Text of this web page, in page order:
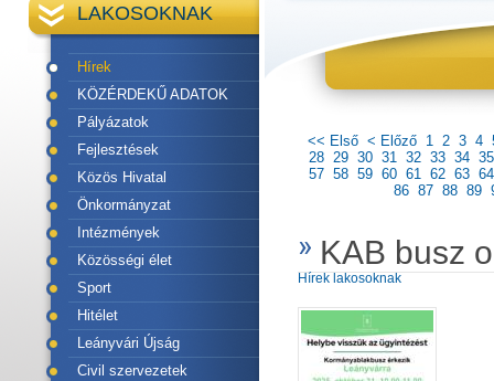
LAKOSOKNAK
Hírek
KÖZÉRDEKŰ ADATOK
Pályázatok
Fejlesztések
Közös Hivatal
Önkormányzat
Intézmények
Közösségi élet
Sport
Hitélet
Leányvári Újság
Civil szervezetek
<< Első < Előző 1 2 3 4
28 29 30 31 32 33 34 35
57 58 59 60 61 62 63 64
86 87 88 89
KAB busz
Hírek lakosoknak